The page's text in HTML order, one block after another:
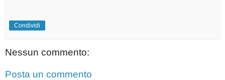
Condividi
Nessun commento:
Posta un commento